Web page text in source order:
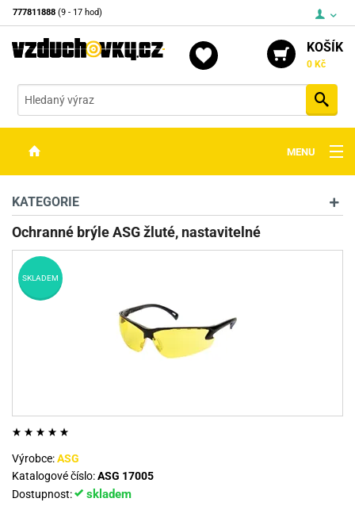
777811888 (9 - 17 hod)
KOŠÍK
0 Kč
MENU
OPTIKA
STŘELIVO
PŘÍSLUŠENSTVÍ
DETEKTORY KOVŮ
KATEGORIE
Ochranné brýle ASG žluté, nastavitelné
SKLADEM
Výrobce:ASG
Katalogové číslo:ASG 17005
Dostupnost:
skladem